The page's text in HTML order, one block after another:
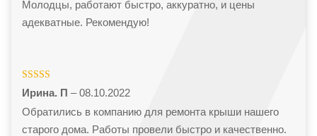
Молодцы, работают быстро, аккуратно, и цены
адекватные. Рекомендую!
Оценка 5из
5
Ирина. П – 08.10.2022
Обратились в компанию для ремонта крыши нашего
старого дома. Работы провели быстро и качественно.